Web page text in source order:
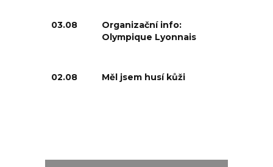
03.08
Organizační info:
Olympique Lyonnais
02.08 Měl jsem husí kůži